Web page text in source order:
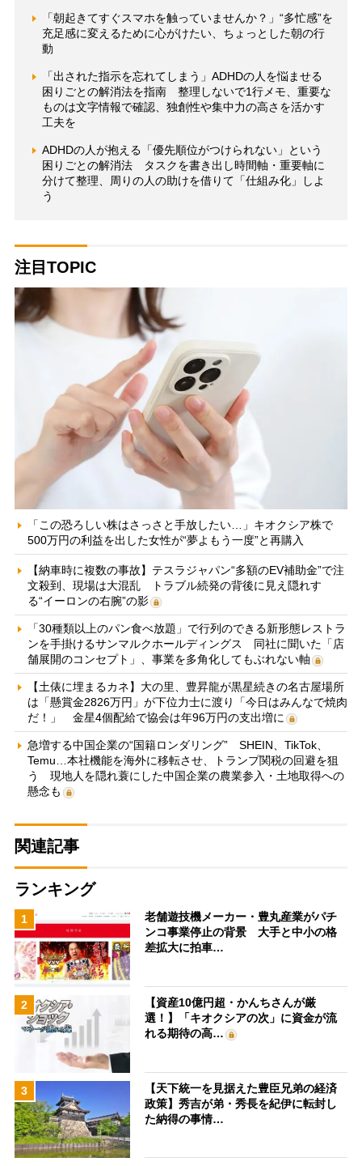
「朝起きてすぐスマホを触っていませんか？」“多忙感”を
充足感に変えるために心がけたい、ちょっとした朝の行
動
「出された指示を忘れてしまう」ADHDの人を悩ませる
困りごとの解消法を指南 整理しないで1行メモ、重要な
ものは文字情報で確認、独創性や集中力の高さを活かす
工夫を
ADHDの人が抱える「優先順位がつけられない」という
困りごとの解消法 タスクを書き出し時間軸・重要軸に
分けて整理、周りの人の助けを借りて「仕組み化」しよ
う
注目TOPIC
「この恐ろしい株はさっさと手放したい…」キオクシア株で
500万円の利益を出した女性が“夢よもう一度”と再購入
【納車時に複数の事故】テスラジャパン“多額のEV補助金”で注
文殺到、現場は大混乱 トラブル続発の背後に見え隠れす
る“イーロンの右腕”の影
「30種類以上のパン食べ放題」で行列のできる新形態レストラ
ンを手掛けるサンマルクホールディングス 同社に聞いた「店
舗展開のコンセプト」、事業を多角化してもぶれない軸
【土俵に埋まるカネ】大の里、豊昇龍が黒星続きの名古屋場所
は「懸賞金2826万円」が下位力士に渡り「今日はみんなで焼肉
だ！」 金星4個配給で協会は年96万円の支出増に
急増する中国企業の“国籍ロンダリング” SHEIN、TikTok、
Temu…本社機能を海外に移転させ、トランプ関税の回避を狙
う 現地人を隠れ蓑にした中国企業の農業参入・土地取得への
懸念も
関連記事
ランキング
1
老舗遊技機メーカー・豊丸産業がパチ
ンコ事業停止の背景 大手と中小の格
差拡大に拍車…
2
【資産10億円超・かんちさんが厳
選！】「キオクシアの次」に資金が流
れる期待の高…
3
【天下統一を見据えた豊臣兄弟の経済
政策】秀吉が弟・秀長を紀伊に転封し
た納得の事情…